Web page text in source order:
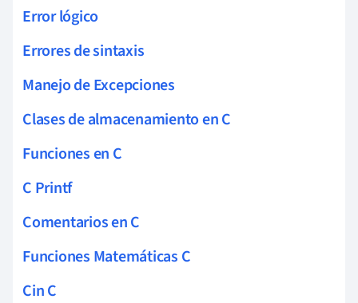
Error lógico
Errores de sintaxis
Manejo de Excepciones
Clases de almacenamiento en C
Funciones en C
C Printf
Comentarios en C
Funciones Matemáticas C
Cin C